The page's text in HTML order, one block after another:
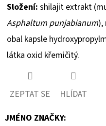
Složení: shilajit extrakt
Asphaltum punjabianum),
obal kapsle
látka oxid křemičitý.
ZEPTAT SE
HLÍDAT
JMÉNO ZNAČKY: